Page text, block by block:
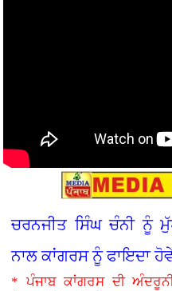
ਚਰਨਜੀਤ ਸਿੰਘ ਚੰਨੀ ਨੂੰ
ਨਾਲ ਕਾਂਗਰਸ ਨੂੰ ਫਾਇਦਾ
* ਪੰਜਾਬ ਕਾਂਗਰਸ ਦੀ